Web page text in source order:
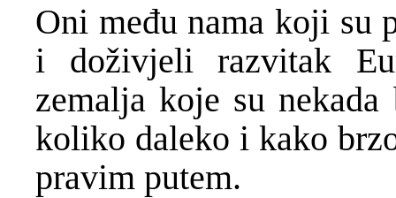
Oni među nama koji su
i doživjeli razvitak
zemalja koje su
koliko daleko i kako
pravim putem.